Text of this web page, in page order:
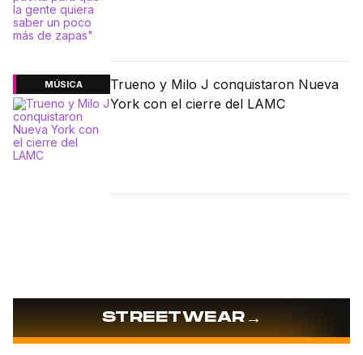
MÚSICA
Trueno y Milo J conquistaron Nueva
York con el cierre del LAMC
STREETWEAR→